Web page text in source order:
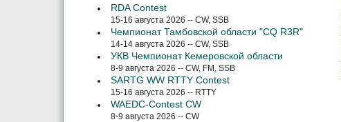
RDA Contest
15-16 августа 2026 -- CW, SSB
Чемпионат Тамбовской области "CQ R3R"
14-14 августа 2026 -- CW, SSB
УКВ Чемпионат Кемеровской области
8-9 августа 2026 -- CW, FM, SSB
SARTG WW RTTY Contest
15-16 августа 2026 -- RTTY
WAEDC-Contest CW
8-9 августа 2026 -- CW